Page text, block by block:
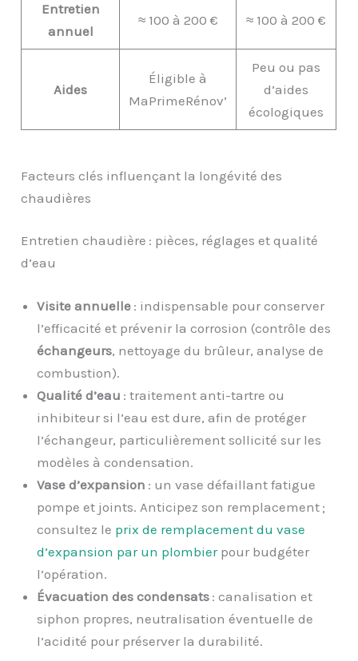
Entretien
annuel
≈ 100 à 200 € ≈ 100 à 200 €
Aides
Éligible à
MaPrimeRénov’
Peu ou pas
d’aides
écologiques
Facteurs clés influençant la longévité des
chaudières
Entretien chaudière : pièces, réglages et qualité
d’eau
Visite annuelle : indispensable pour conserver
l’efficacité et prévenir la corrosion (contrôle des
échangeurs, nettoyage du brûleur, analyse de
combustion).
Qualité d’eau : traitement anti-tartre ou
inhibiteur si l’eau est dure, afin de protéger
l’échangeur, particulièrement sollicité sur les
modèles à condensation.
Vase d’expansion : un vase défaillant fatigue
pompe et joints. Anticipez son remplacement ;
consultez le prix de remplacement du vase
d’expansion par un plombierpour budgéter
l’opération.
Évacuation des condensats : canalisation et
siphon propres, neutralisation éventuelle de
l’acidité pour préserver la durabilité.